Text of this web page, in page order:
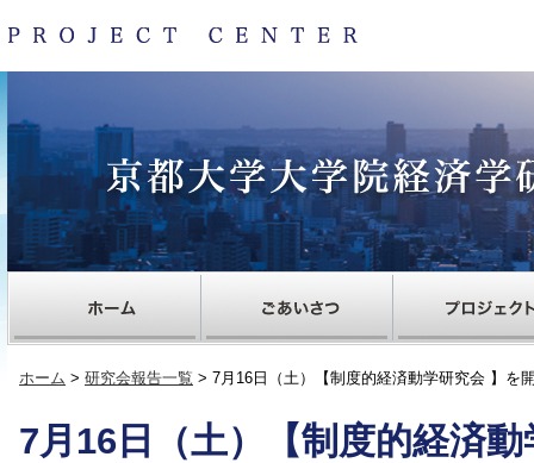
ホーム > 研究会報告一覧 > 7月16日（土）【制度的経済動学研究会 】を
7月16日（土）【制度的経済